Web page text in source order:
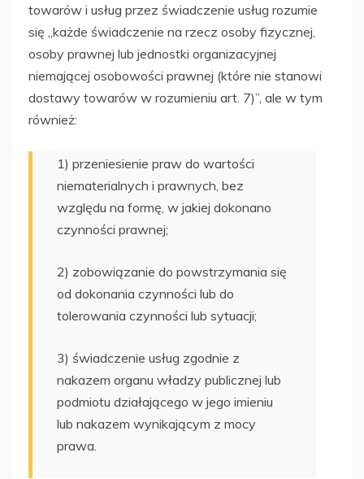
towarów i usług przez świadczenie usług rozumie
się „każde świadczenie na rzecz osoby fizycznej,
osoby prawnej lub jednostki organizacyjnej
niemającej osobowości prawnej (które nie stanowi
dostawy towarów w rozumieniu art. 7)”, ale w tym
również:
1) przeniesienie praw do wartości
niematerialnych i prawnych, bez
względu na formę, w jakiej dokonano
czynności prawnej;
2) zobowiązanie do powstrzymania się
od dokonania czynności lub do
tolerowania czynności lub sytuacji;
3) świadczenie usług zgodnie z
nakazem organu władzy publicznej lub
podmiotu działającego w jego imieniu
lub nakazem wynikającym z mocy
prawa.